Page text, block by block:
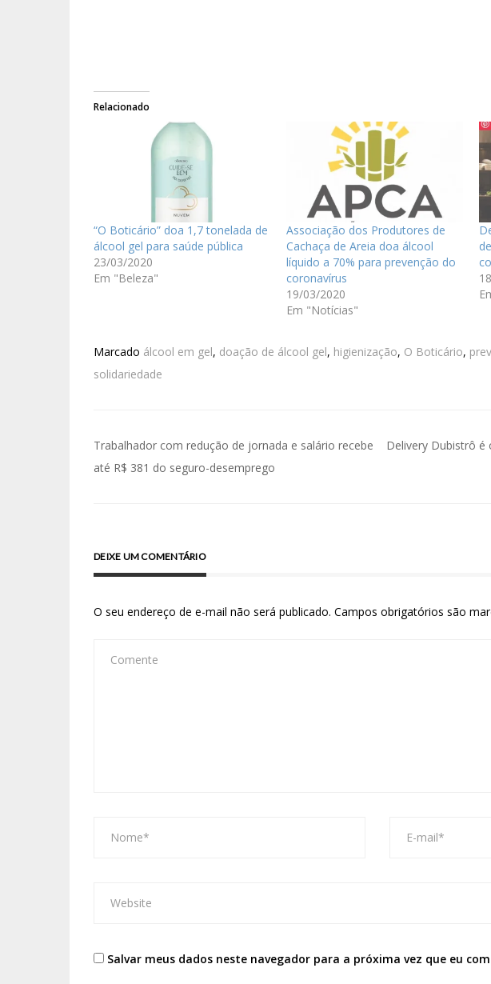
Relacionado
“O Boticário” doa 1,7 tonelada de
álcool gel para saúde pública
23/03/2020
Em "Beleza"
Associação dos Produtores de
Cachaça de Areia doa álcool
líquido a 70% para prevenção do
coronavírus
19/03/2020
Em "Notícias"
Marcado álcool em gel, doação de álcool gel, higienização, O Boticário,
solidariedade
Trabalhador com redução de jornada e salário recebe
até R$ 381 do seguro-desemprego
Delivery Dubistrô é
DEIXE UM COMENTÁRIO
O seu endereço de e-mail não será publicado. Campos obrigatórios são
Salvar meus dados neste navegador para a próxima vez que eu